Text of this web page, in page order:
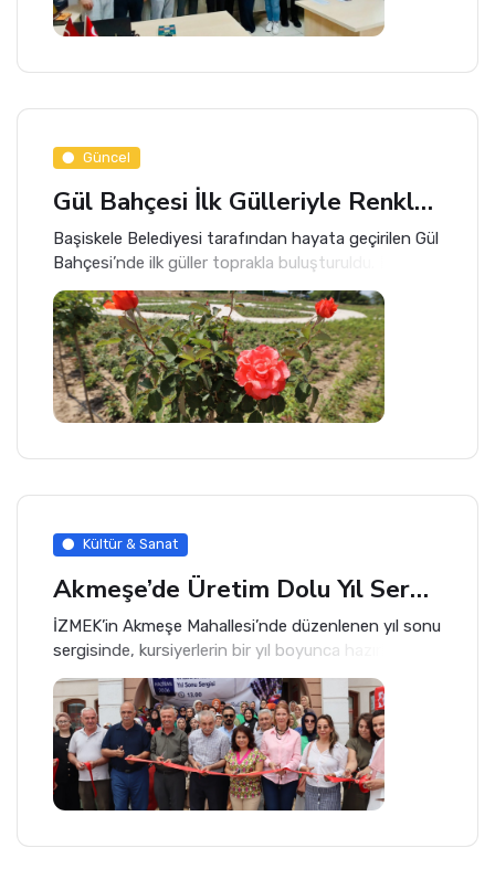
Güncel
Gül Bahçesi İlk Gülleriyle Renkleniyor
Başiskele Belediyesi tarafından hayata geçirilen Gül
Bahçesi’nde ilk güller toprakla buluşturuldu. Kent
estetiğine ve yeşil dokuya katkı sağlayacak proje,
rengârenk görüntüsüyle ilçeye ayrı bir güzellik
katacak.
Kültür & Sanat
Akmeşe’de Üretim Dolu Yıl Sergiyle Taçlandı
İZMEK’in Akmeşe Mahallesi’nde düzenlenen yıl sonu
sergisinde, kursiyerlerin bir yıl boyunca hazırladığı el
emeği ürünler vatandaşların beğenisine sunuldu.